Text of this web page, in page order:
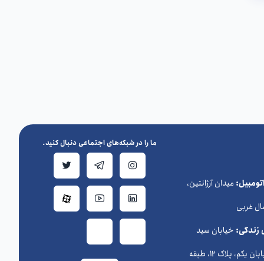
میدان آرژانتین،
غربی
خیابان سید
حسن نصرالله (وزراء) ، خیابان یکم، پلاک 12، طبقه
ما را در شبکه‌های اجتماعی دنبال کنید.